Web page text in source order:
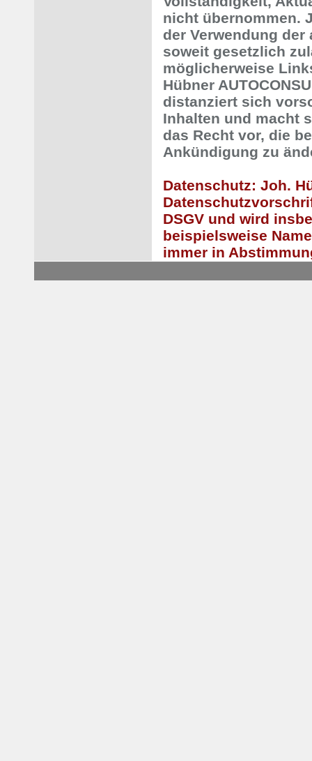
nicht übernommen.
der Verwendung
soweit gesetzlich
möglicherweise
Hübner
distanziert sich
Inhalten und macht
das Recht vor, die
Ankündigung zu
Datenschutz: Joh.
DSGV und wird
beispielsweise
immer in